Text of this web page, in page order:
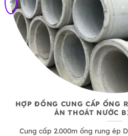
HỢP ĐỒNG CUNG CẤP ỐNG
ÁN THOÁT NƯỚC
Cung cấp 2.000m ống rung ép